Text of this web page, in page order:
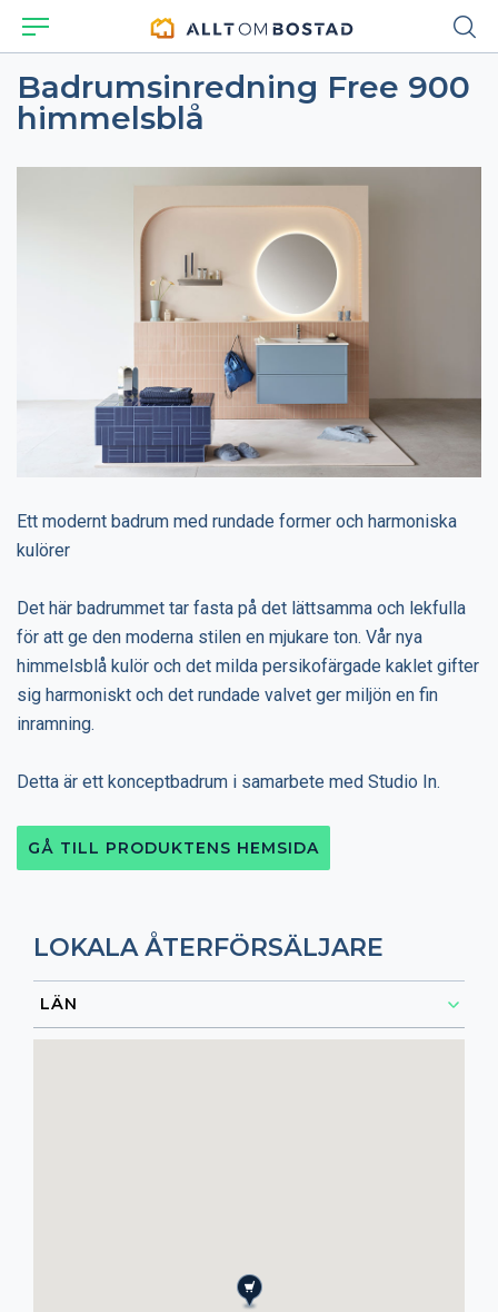
Badrumsinredning Free 900
himmelsblå
Ett modernt badrum med rundade former och harmoniska
kulörer
Det här badrummet tar fasta på det lättsamma och lekfulla
för att ge den moderna stilen en mjukare ton. Vår nya
himmelsblå kulör och det milda persikofärgade kaklet gifter
sig harmoniskt och det rundade valvet ger miljön en fin
inramning.
Detta är ett konceptbadrum i samarbete med Studio In.
GÅ TILL PRODUKTENS HEMSIDA
LOKALA ÅTERFÖRSÄLJARE